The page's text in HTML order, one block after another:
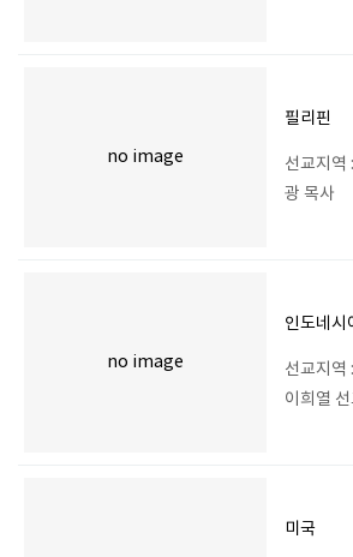
no image
필리핀
선교지역
광 목사
no image
인도네시
선교지역
이희열
미국